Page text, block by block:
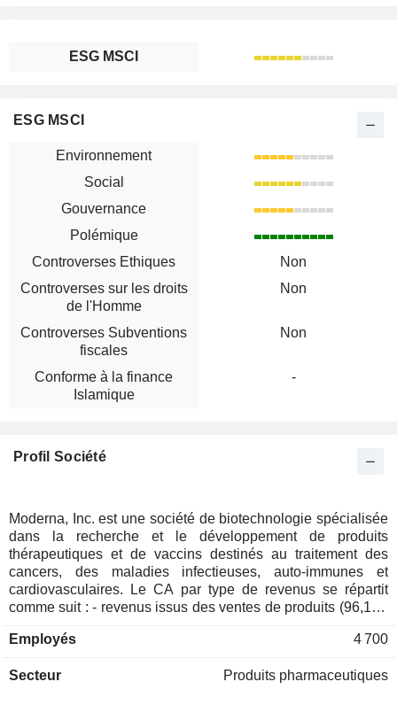
ESG MSCI
ESG MSCI
Environnement
Social
Gouvernance
Polémique
Controverses Ethiques
Non
Controverses sur les droits
de l'Homme
Non
Controverses Subventions
fiscales
Non
Conforme à la finance
Islamique
-
Profil Société
Moderna, Inc. est une société de biotechnologie spécialisée
dans la recherche et le développement de produits
thérapeutiques et de vaccins destinés au traitement des
cancers, des maladies infectieuses, auto-immunes et
cardiovasculaires. Le CA par type de revenus se répartit
comme suit : - revenus issus des ventes de produits (96,1%)
revenus issus des royalties et de l'octroi de licences (1,3%) ;
portefeuille du groupe comprend 37 produits en phase de
Employés 4 700
Secteur Produits pharmaceutiques